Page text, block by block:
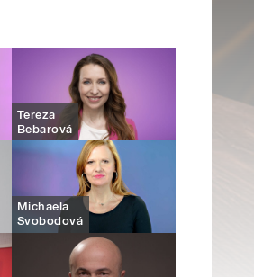
Tereza
Bebarová
Michaela
Svobodová